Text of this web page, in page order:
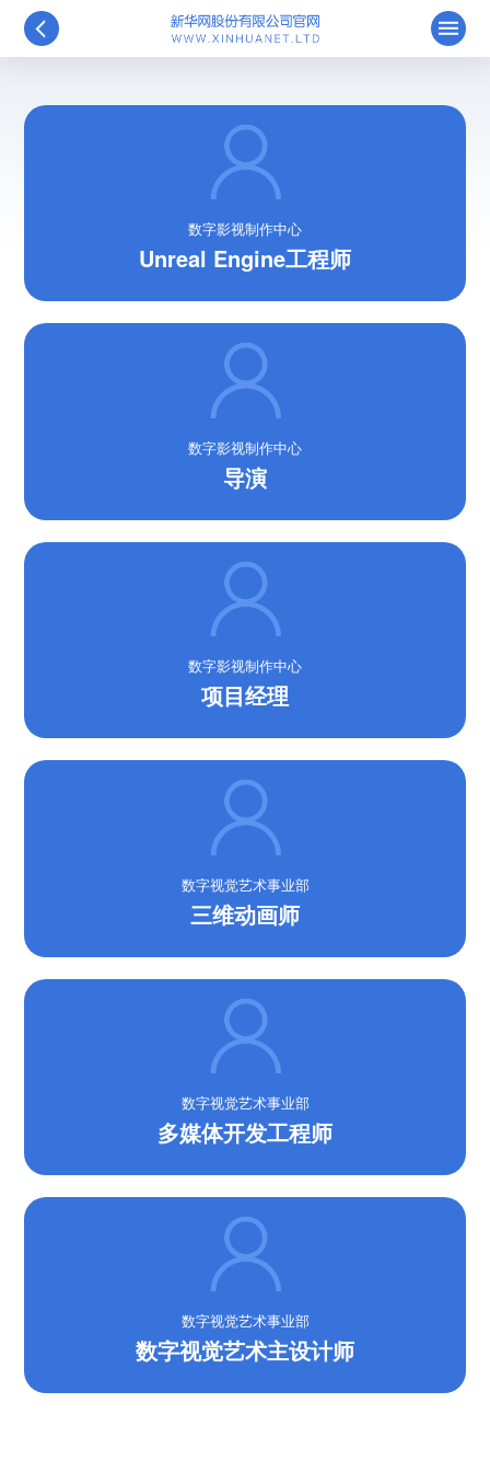
数字影视制作中心
Unreal Engine工程师
数字影视制作中心
导演
数字影视制作中心
项目经理
数字视觉艺术事业部
三维动画师
数字视觉艺术事业部
多媒体开发工程师
数字视觉艺术事业部
数字视觉艺术主设计师